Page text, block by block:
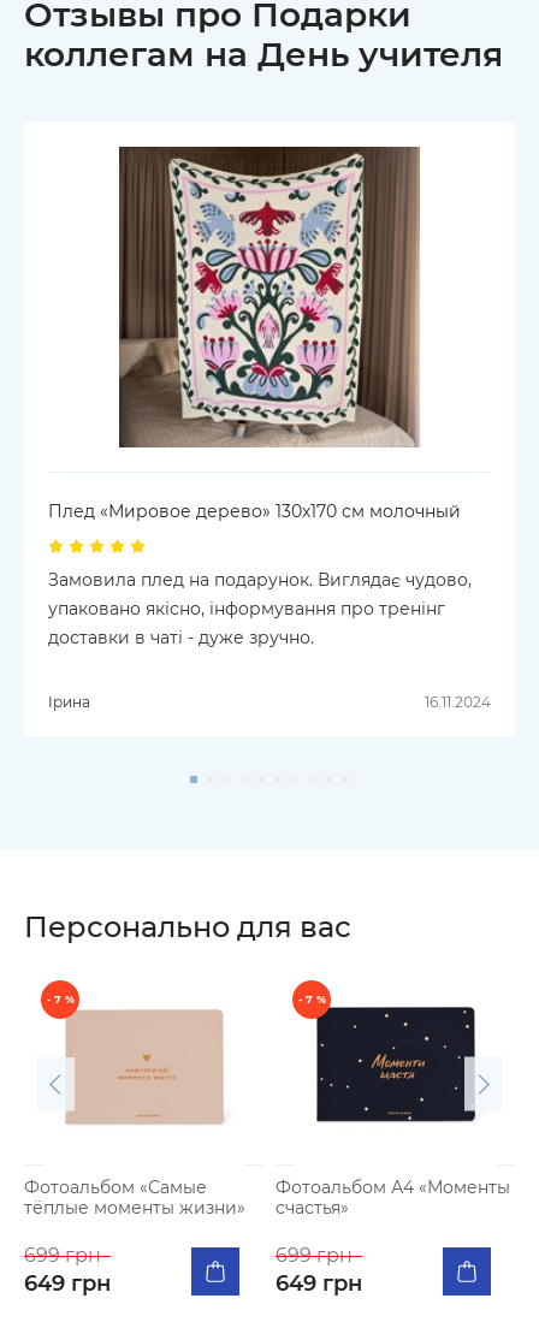
Отзывы про Подарки
коллегам на День учителя
Плед «Мировое дерево» 130х170 см молочный
Замовила плед на подарунок. Виглядає чудово,
упаковано якісно, інформування про тренінг
доставки в чаті - дуже зручно.
Ірина 16.11.2024
Персонально для вас
- 7 %
Фотоальбом «Самые
тёплые моменты жизни»
699 грн
649 грн
- 7 %
Фотоальбом А4 «Моменты
счастья»
699 грн
649 грн